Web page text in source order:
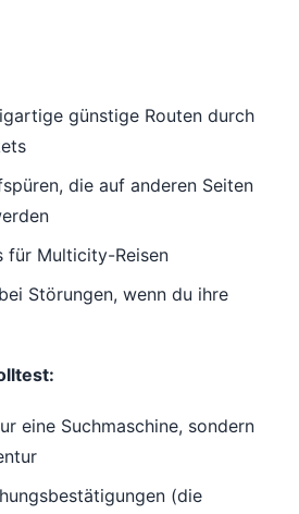
günstige Routen durch
die auf anderen Seiten
für Multicity-Reisen
Störungen, wenn du ihre
eine Suchmaschine, sondern
(die